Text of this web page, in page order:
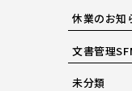
休業のお知
文書管理
未分類